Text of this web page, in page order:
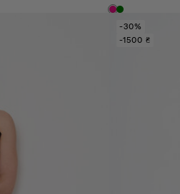
-30%
-1500 ₴